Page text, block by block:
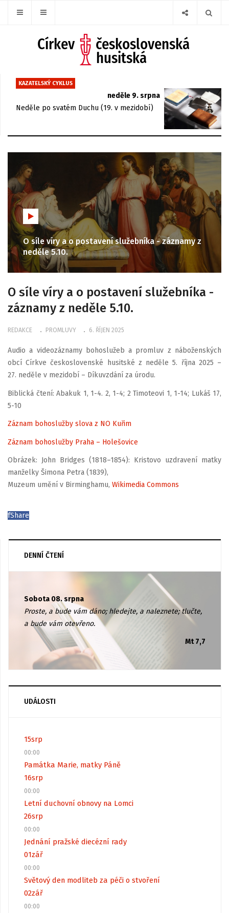
KAZATELSKÝ CYKLUS
neděle 9. srpna
Neděle po svatém Duchu (19. v mezidobí)
O síle víry a o postavení služebníka - záznamy z
neděle 5.10.
O síle víry a o postavení služebníka -
záznamy z neděle 5.10.
REDAKCE PROMLUVY 6. ŘÍJEN 2025
Audio a videozáznamy bohoslužeb a promluv z náboženských
obcí Církve československé husitské z neděle 5. října 2025 –
27. neděle v mezidobí – Díkuvzdání za úrodu.
Biblická čtení: Abakuk 1, 1-4. 2, 1-4; 2 Timoteovi 1, 1-14; Lukáš 17,
5-10
Záznam bohoslužby slova z NO Kuřim
Záznam bohoslužby Praha – Holešovice
Obrázek: John Bridges (1818–1854): Kristovo uzdravení matky
manželky Šimona Petra (1839),
Muzeum umění v Birminghamu, Wikimedia Commons
fShare
DENNÍ ČTENÍ
Sobota 08. srpna
Proste, a bude vám dáno; hledejte, a naleznete; tlučte,
a bude vám otevřeno.
Mt 7,7
UDÁLOSTI
15srp
00:00
Památka Marie, matky Páně
16srp
00:00
Letní duchovní obnovy na Lomci
26srp
00:00
Jednání pražské diecézní rady
01zář
00:00
Světový den modliteb za péči o stvoření
02zář
00:00